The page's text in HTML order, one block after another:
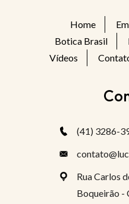
Home
Botica Brasil
Vídeos
(41) 3286-
Rua Carlos
Boqueirão -